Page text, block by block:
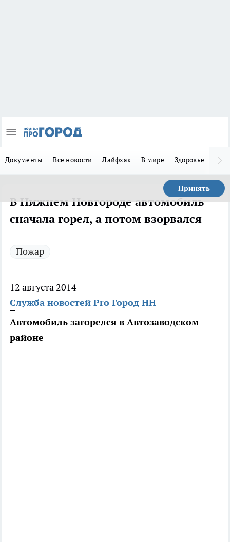
Документы Все новости Лайфхак В мире Здоровье
Принять
В Нижнем Новгороде автомобиль
сначала горел, а потом взорвался
Пожар
12 августа 2014
Служба новостей Pro Город НН
Автомобиль загорелся в Автозаводском
районе